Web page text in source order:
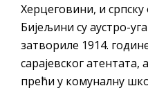
Херцеговини, и
Бијељини су аустро-
затвориле 1914.
сарајевског
прећи у комуналну